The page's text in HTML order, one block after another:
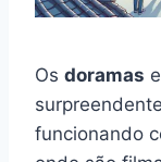
Os doramas
funcionando